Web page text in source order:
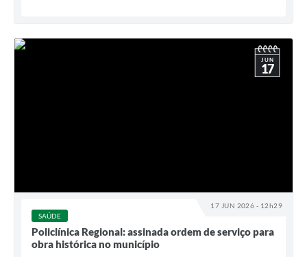
17 JUN 2026 - 12h29
JUN
17
SAÚDE
Policlínica Regional: assinada ordem de serviço para
obra histórica no município